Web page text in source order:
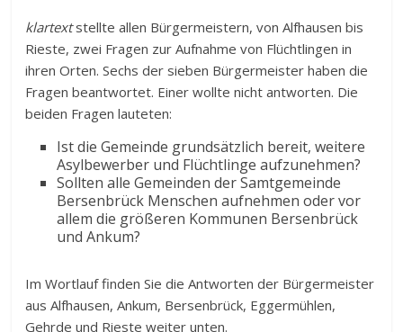
klartextstellte allen Bürgermeistern, von Alfhausen bis
Rieste, zwei Fragen zur Aufnahme von Flüchtlingen in
ihren Orten. Sechs der sieben Bürgermeister haben die
Fragen beantwortet. Einer wollte nicht antworten. Die
beiden Fragen lauteten:
Ist die Gemeinde grundsätzlich bereit, weitere
Asylbewerber und Flüchtlinge aufzunehmen?
Sollten alle Gemeinden der Samtgemeinde
Bersenbrück Menschen aufnehmen oder vor
allem die größeren Kommunen Bersenbrück
und Ankum?
Im Wortlauf finden Sie die Antworten der Bürgermeister
aus Alfhausen, Ankum, Bersenbrück, Eggermühlen,
Gehrde und Rieste weiter unten.